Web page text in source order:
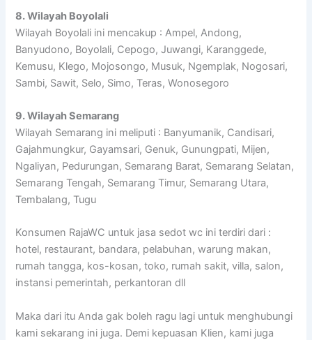
8. Wilayah Boyolali
Wilayah Boyolali ini mencakup : Ampel, Andong,
Banyudono, Boyolali, Cepogo, Juwangi, Karanggede,
Kemusu, Klego, Mojosongo, Musuk, Ngemplak, Nogosari,
Sambi, Sawit, Selo, Simo, Teras, Wonosegoro
9. Wilayah Semarang
Wilayah Semarang ini meliputi : Banyumanik, Candisari,
Gajahmungkur, Gayamsari, Genuk, Gunungpati, Mijen,
Ngaliyan, Pedurungan, Semarang Barat, Semarang Selatan,
Semarang Tengah, Semarang Timur, Semarang Utara,
Tembalang, Tugu
Konsumen RajaWC untuk jasa sedot wc ini terdiri dari :
hotel, restaurant, bandara, pelabuhan, warung makan,
rumah tangga, kos-kosan, toko, rumah sakit, villa, salon,
instansi pemerintah, perkantoran dll
Maka dari itu Anda gak boleh ragu lagi untuk menghubungi
kami sekarang ini juga. Demi kepuasan Klien, kami juga